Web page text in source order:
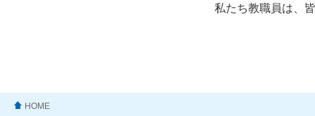
私たち教職員は、
HOME